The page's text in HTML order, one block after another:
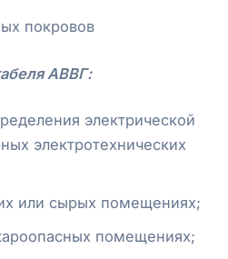
покровов
АВВГ:
электрической
электротехнических
или сырых помещениях;
помещениях;